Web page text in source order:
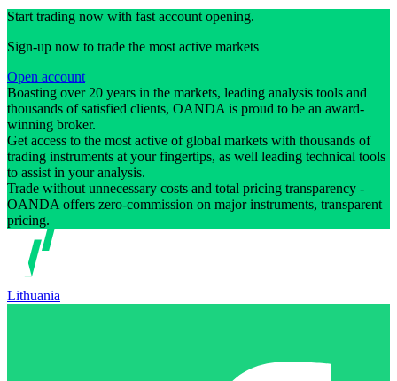
Start trading now with fast account opening.
Sign-up now to trade the most active markets
Open account
Boasting over 20 years in the markets, leading analysis tools and
thousands of satisfied clients, OANDA is proud to be an award-
winning broker.
Get access to the most active of global markets with thousands of
trading instruments at your fingertips, as well leading technical tools
to assist in your analysis.
Trade without unnecessary costs and total pricing transparency -
OANDA offers zero-commission on major instruments, transparent
pricing.
Lithuania